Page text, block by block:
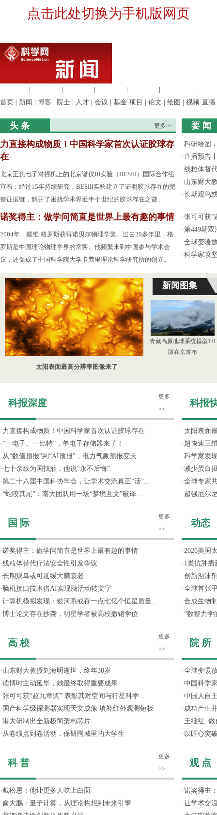
点击此处切换为手机版网页
首页
新闻 博客 院士 人才 会议 基金·项目 论文 绘图 视频·直播
头 条 更多>>
力直接构成物质！中国科学家首次认证胶球存
在
北京正负电子对撞机上的北京谱仪III实验（BESIII）国际合作组
宣布：经过15年持续研究，BESIII实验建立了证明胶球存在的完
整证据链，解开了困扰学术界近半个世纪的胶球存在之谜。
诺奖得主：做学问简直是世界上最有趣的事情
2004年，戴维·格罗斯获得诺贝尔物理学奖。过去20多年里，格
罗斯是中国理论物理学界的常客。他频繁来到中国参与学术会
议，还促成了中国科学院大学卡弗里理论科学研究所的创立。
要 闻
·科研绘图
·直播预告
·线粒体替
· 山东财大
·长期观鸟
·张可可获“
·第449期双
·全球变暖
·科学家攻
太阳表面最高分辨率图像来了
新闻图集
青藏高原地球系统模型1.0
版在京发布
科报深度
更多
>>
· 力直接构成物质！中国科学家首次认证胶球存在
·“一电子、一比特”，单电子存储器来了！
· 从“数值预报”到“AI预报”，电力气象预报变天...
·七十余载为国找油，他说“永不后悔”
·第二十八届中国科协年会，让学术交流真正“活”...
·“蛇咬其尾”：南大团队用一场“梦境互文”破译...
国 际
更多
>>
·诺奖得主：做学问简直是世界上最有趣的事情
·线粒体替代疗法安全性引发争议
·长期观鸟或可延缓大脑衰老
· 脑机接口技术借AI实现脑活动转文字
·计算机模拟发现：银河系或存一点七亿个恒星质量...
·博士论文存在抄袭，明星学者被高校撤销学位
高 校
更多
>>
· 山东财大教授刘海明逝世，终年38岁
·读博时主动延毕，她最终取得重要成果
·张可可获“赵九章奖” 表彰其对空间与行星科学...
· 国产科学级探测器实现天文成像 填补红外观测短板
·港大研制出全新极简架构芯片
· 从卷绩点到卷活动，保研围城里的大学生
科 普
更多
>>
·戴松恩：他让更多人吃上白面
·俞大鹏：量子计算，从理论构想到未来引擎
科报
· 太阳表面
· 超快速三
·科学家发
·减少蛋白
·全球专家
· 超强厄尔
动态
·2026美国
· 1类抗肿瘤
·创新泡沫
·全球首张
·合成生物
·“数智力学
院 所
·全球变暖
·中国科学
·中国人自
· 成功产生
· 王继红: 做
· 以匠心突
观 点
·诺奖得主
·让学术交